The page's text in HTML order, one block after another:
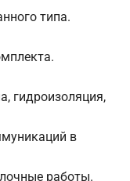
типа.
гидроизоляция,
в
работы.